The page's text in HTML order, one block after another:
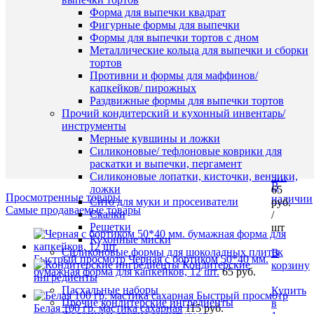
Форма для выпечки квадрат
Фигурные формы для выпечки
Формы для выпечки тортов с дном
Металлические кольца для выпечки и сборки
тортов
Противни и формы для маффинов/
капкейков/ пирожных
Раздвижные формы для выпечки тортов
Прочий кондитерский и кухонный инвентарь/
инструменты
Мерные кувшины и ложки
Силиконовые/ тефлоновые коврики для
раскатки и выпечки, пергамент
Силиконовые лопатки, кисточки, венчики,
ложки
Сито для муки и просеиватели
Скалки
Решетки
Кухонные миски
Силиконовые формы для шоколадных плиток
Кондитерские
ингредиенты
Пасхальные наборы
Прочие кондитерские ингредиенты
в
К
В
наличии
Красная
мм.
шт.
65
руб.
/
шт
В
корзину
Купить
в
Просмотренные товары
Самые продаваемые товары
Быстрый просмотр Черная с бортиком 50*40 мм.
бумажная форма для капкейков, 12 шт. 65 руб.
Быстрый просмотр
Белая 100 гр. мастика сахарная 115 руб.